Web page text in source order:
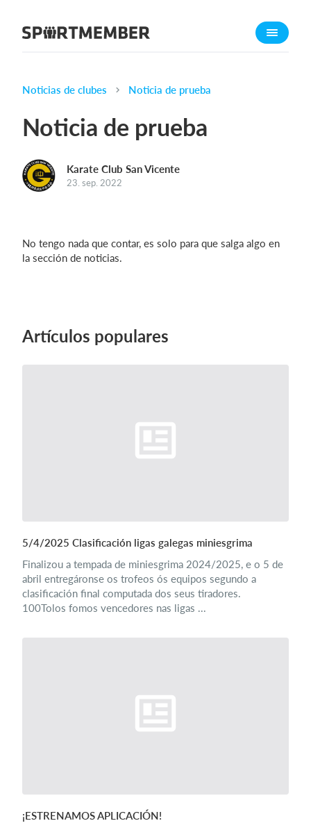
Acerca de SportMember
Funciones
Gestión de pagos
Tienda Online
Noticias de clubes Noticia de prueba
Noticia de prueba
Karate Club San Vicente
23. sep. 2022
No tengo nada que contar, es solo para que salga algo en
la sección de noticias.
Artículos populares
5/4/2025 Clasificación ligas galegas miniesgrima
Finalizou a tempada de miniesgrima 2024/2025, e o 5 de
abril entregáronse os trofeos ós equipos segundo a
clasificación final computada dos seus tiradores.
100Tolos fomos vencedores nas ligas ...
¡ESTRENAMOS APLICACIÓN!